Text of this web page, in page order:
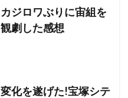
カジロワぶりに宙組を
観劇した感想
変化を遂げた!宝塚シテ